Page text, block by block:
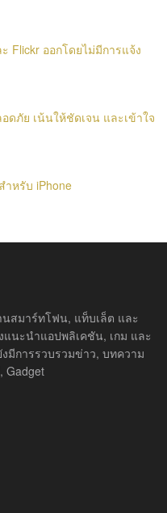
Flickr ออกโดยไม่มีการแจ้ง
ดภัย เน้นให้ชัดเจน และเข้าใจ
ำหรับ iPhone
นสมาร์ทโฟน, แท็บเล็ต และ
แนะนำแอปพลิเคชัน, เกม และ
มีการรวบรวมข่าว, บทความ
Gadget